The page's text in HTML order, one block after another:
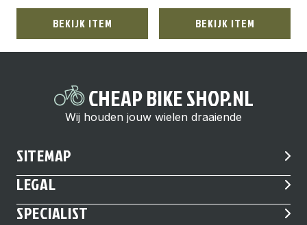
BEKIJK ITEM BEKIJK ITEM
CHEAP BIKE SHOP.NL
Wij houden jouw wielen draaiende
SITEMAP
LEGAL
SPECIALIST